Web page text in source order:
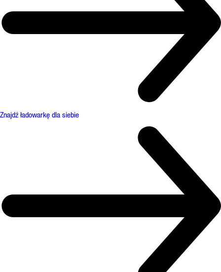
Znajdź ładowarkę dla siebie